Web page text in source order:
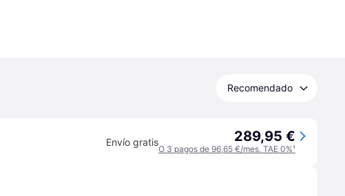
Recomendado
Envío gratis 289,95 €
O 3 pagos de 96,65 €/mes. TAE 0%¹